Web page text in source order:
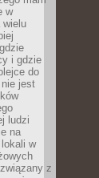
w
wielu
i gdzie
do
jest
ludzi
na
w
z